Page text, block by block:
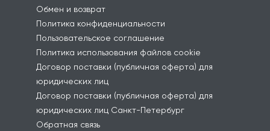
Обмен и возврат
Политика конфиденциальности
Пользовательское соглашение
Политика использования файлов cookie
Договор поставки (публичная оферта) для
юридических лиц
Договор поставки (публичная оферта) для
юридических лиц Санкт-Петербург
Обратная связь